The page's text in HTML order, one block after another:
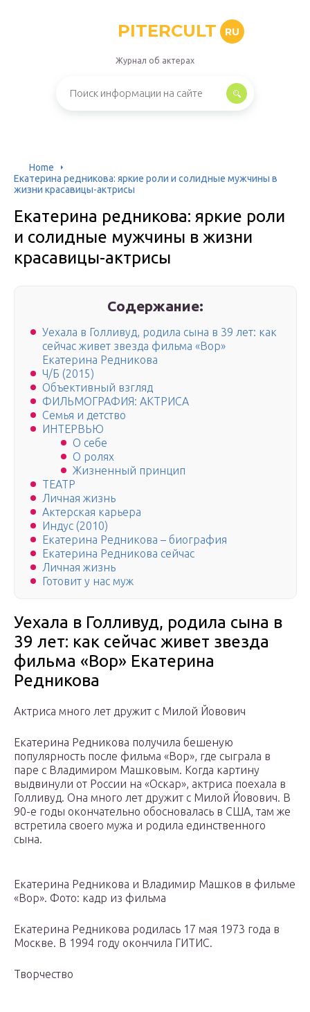
PITERCULT RU
Журнал об актерах
Home
Екатерина редникова: яркие роли и солидные мужчины в
жизни красавицы-актрисы
Екатерина редникова: яркие роли
и солидные мужчины в жизни
красавицы-актрисы
Содержание:
Уехала в Голливуд, родила сына в 39 лет: как
сейчас живет звезда фильма «Вор»
Екатерина Редникова
Ч/Б (2015)
Объективный взгляд
ФИЛЬМОГРАФИЯ: АКТРИСА
Семья и детство
ИНТЕРВЬЮ
О себе
О ролях
Жизненный принцип
ТЕАТР
Личная жизнь
Актерская карьера
Индус (2010)
Екатерина Редникова – биография
Екатерина Редникова сейчас
Личная жизнь
Готовит у нас муж
Уехала в Голливуд, родила сына в
39 лет: как сейчас живет звезда
фильма «Вор» Екатерина
Редникова
Актриса много лет дружит с Милой Йовович
Екатерина Редникова получила бешеную
популярность после фильма «Вор», где сыграла в
паре с Владимиром Машковым. Когда картину
выдвинули от России на «Оскар», актриса поехала в
Голливуд. Она много лет дружит с Милой Йовович. В
90-е годы окончательно обосновалась в США, там же
встретила своего мужа и родила единственного
сына.
Екатерина Редникова и Владимир Машков в фильме
«Вор». Фото: кадр из фильма
Екатерина Редникова родилась 17 мая 1973 года в
Москве. В 1994 году окончила ГИТИС.
Творчество